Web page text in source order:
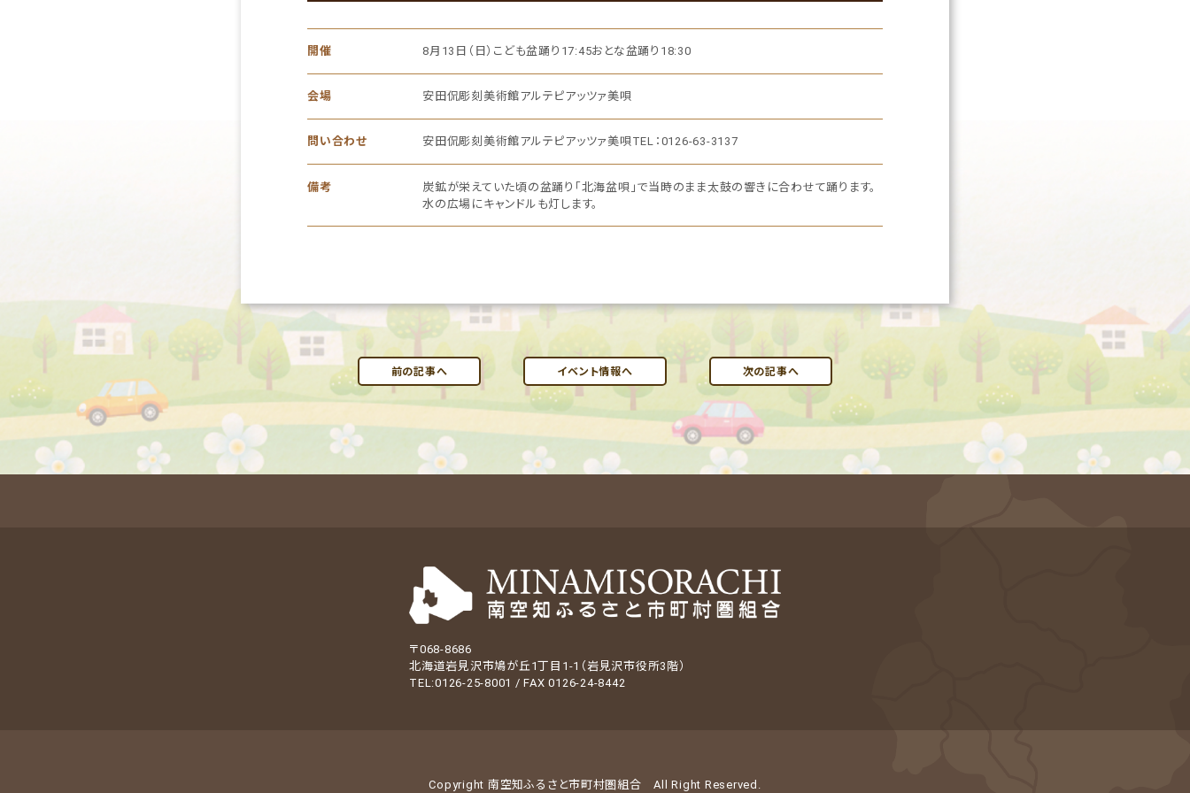
開催 8月13日（日）こども盆踊り17:45おとな盆踊り18:30
会場 安田侃彫刻美術館アルテピアッツァ美唄
問い合わせ 安田侃彫刻美術館アルテピアッツァ美唄TEL：0126-63-3137
備考
炭鉱が栄えていた頃の盆踊り「北海盆唄」で当時のまま太鼓の響きに合わせて踊ります。
水の広場にキャンドルも灯します。
前の記事へ イベント情報へ 次の記事へ
〒068-8686
北海道岩見沢市鳩が丘1丁目1-1（岩見沢市役所3階）
TEL:0126-25-8001 / FAX 0126-24-8442
Copyright 南空知ふるさと市町村圏組合All Right Reserved.